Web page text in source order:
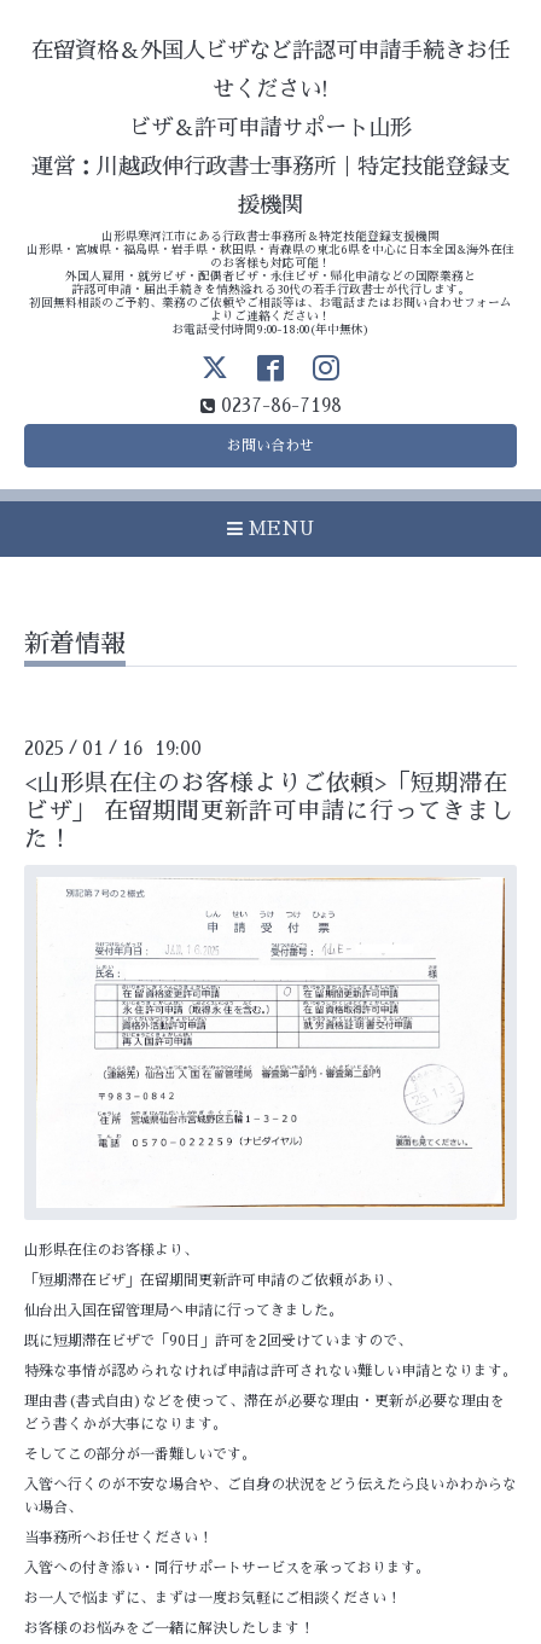
在留資格＆外国人ビザなど許認可申請手続きお任
せください!
ビザ＆許可申請サポート山形
運営：川越政伸行政書士事務所｜特定技能登録支
援機関
山形県寒河江市にある行政書士事務所＆特定技能登録支援機関
山形県・宮城県・福島県・岩手県・秋田県・青森県の東北6県を中心に日本全国&海外在住
のお客様も対応可能！
外国人雇用・就労ビザ・配偶者ビザ・永住ビザ・帰化申請などの国際業務と
許認可申請・届出手続きを情熱溢れる30代の若手行政書士が代行します。
初回無料相談のご予約、業務のご依頼やご相談等は、お電話またはお問い合わせフォーム
よりご連絡ください！
お電話受付時間9:00-18:00(年中無休)
0237-86-7198
お問い合わせ
MENU
新着情報
2025 / 01 / 16 19:00
<山形県在住のお客様よりご依頼>「短期滞在
ビザ」 在留期間更新許可申請に行ってきまし
た！
山形県在住のお客様より、
「短期滞在ビザ」在留期間更新許可申請のご依頼があり、
仙台出入国在留管理局へ申請に行ってきました。
既に短期滞在ビザで「90日」許可を2回受けていますので、
特殊な事情が認められなければ申請は許可されない難しい申請となります。
理由書(書式自由)などを使って、滞在が必要な理由・更新が必要な理由を
どう書くかが大事になります。
そしてこの部分が一番難しいです。
入管へ行くのが不安な場合や、ご自身の状況をどう伝えたら良いかわからな
い場合、
当事務所へお任せください！
入管への付き添い・同行サポートサービスを承っております。
お一人で悩まずに、まずは一度お気軽にご相談ください！
お客様のお悩みをご一緒に解決したします！